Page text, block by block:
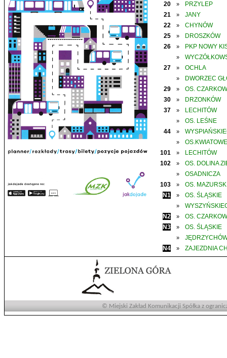
20
»
PRZYLEP
21
»
JANY
22
»
CHYNÓW
25
»
DROSZKÓW
26
» PKP NOWY
»
27
» OCHLA
»
DWORZEC
29
»
OS.
30
»
DRZONKÓW
37
» LECHITÓW
»
OS. LEŚNE
44
»
»
OS.KWIATOWE
101
»
LECHITÓW
102
» OS. DOLINA
»
OSADNICZA
103
»
OS.
N1
» OS. ŚLĄSKIE
»
N2
»
OS.
N3
» OS. ŚLĄSKIE
»
N4
» ZAJEZDNIA
© Miejski Zakład Komunikacji Spółka z